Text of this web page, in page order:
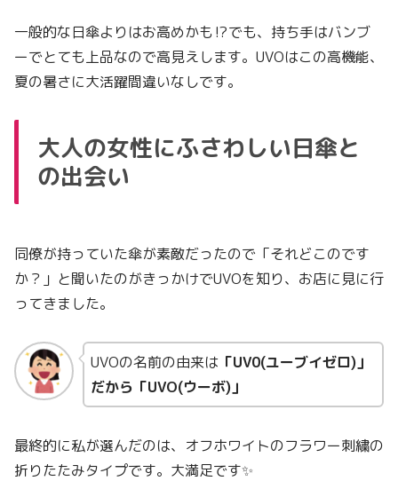
一般的な日傘よりはお高めかも⁉でも、持ち手はバンブ
ーでとても上品なので高見えします。UVOはこの高機能、
夏の暑さに大活躍間違いなしです。
大人の女性にふさわしい日傘と
の出会い
同僚が持っていた傘が素敵だったので「それどこのです
か？」と聞いたのがきっかけでUVOを知り、お店に見に行
ってきました。
UVOの名前の由来は「UV0(ユーブイゼロ)」
だから「UVO(ウーボ)」
最終的に私が選んだのは、オフホワイトのフラワー刺繍の
折りたたみタイプです。大満足です✨